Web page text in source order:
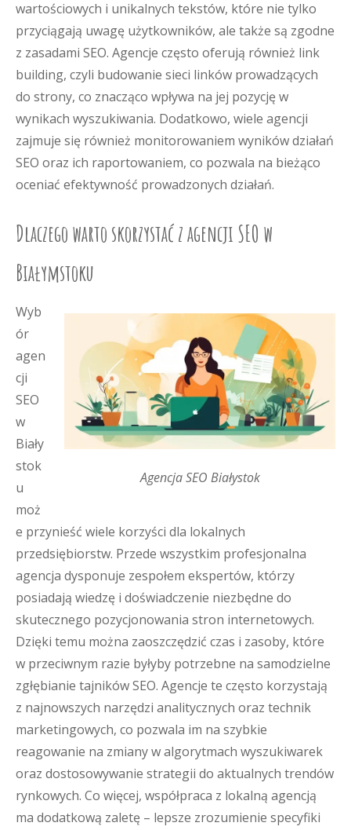
wartościowych i unikalnych tekstów, które nie tylko
przyciągają uwagę użytkowników, ale także są zgodne
z zasadami SEO. Agencje często oferują również link
building, czyli budowanie sieci linków prowadzących
do strony, co znacząco wpływa na jej pozycję w
wynikach wyszukiwania. Dodatkowo, wiele agencji
zajmuje się również monitorowaniem wyników działań
SEO oraz ich raportowaniem, co pozwala na bieżąco
oceniać efektywność prowadzonych działań.
Dlaczego warto skorzystać z agencji SEO w
Białymstoku
Agencja SEO Białystok
Wyb
ór
agen
cji
SEO
w
Biały
stok
u
moż
e przynieść wiele korzyści dla lokalnych
przedsiębiorstw. Przede wszystkim profesjonalna
agencja dysponuje zespołem ekspertów, którzy
posiadają wiedzę i doświadczenie niezbędne do
skutecznego pozycjonowania stron internetowych.
Dzięki temu można zaoszczędzić czas i zasoby, które
w przeciwnym razie byłyby potrzebne na samodzielne
zgłębianie tajników SEO. Agencje te często korzystają
z najnowszych narzędzi analitycznych oraz technik
marketingowych, co pozwala im na szybkie
reagowanie na zmiany w algorytmach wyszukiwarek
oraz dostosowywanie strategii do aktualnych trendów
rynkowych. Co więcej, współpraca z lokalną agencją
ma dodatkową zaletę – lepsze zrozumienie specyfiki